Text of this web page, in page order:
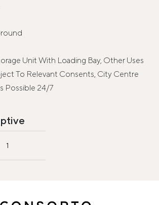
Unit With Loading Bay, Other Uses
To Relevant Consents, City Centre
Possible 24/7
1